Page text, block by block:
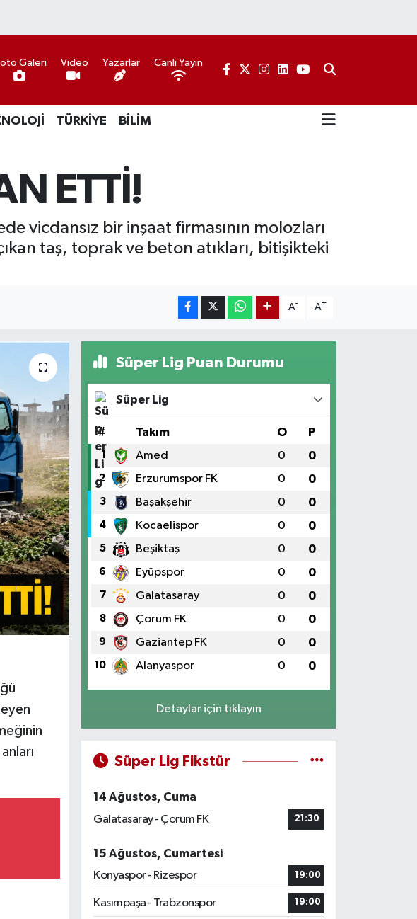
Galeri Video Yazarlar Canlı Yayın
TÜRKİYE BİLİM
ETTİ!
vicdansız bir inşaat firmasının molozları
taş, toprak ve beton atıkları, bitişikteki
A- A+
Süper Lig Puan Durumu
Süper Lig
# Takım O P
1 Amed 0 0
2 Erzurumspor FK 0 0
3 Başakşehir 0 0
4 Kocaelispor 0 0
5 Beşiktaş 0 0
6 Eyüpspor 0 0
7 Galatasaray 0 0
8 Çorum FK 0 0
9 Gaziantep FK 0 0
10 Alanyaspor 0 0
Detaylar için tıklayın
Süper Lig Fikstür
14 Ağustos, Cuma
Galatasaray - Çorum FK
21:30
15 Ağustos, Cumartesi
Konyaspor - Rizespor
19:00
Kasımpaşa - Trabzonspor 19:00